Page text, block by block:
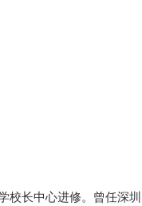
校长中心进修。曾任深圳